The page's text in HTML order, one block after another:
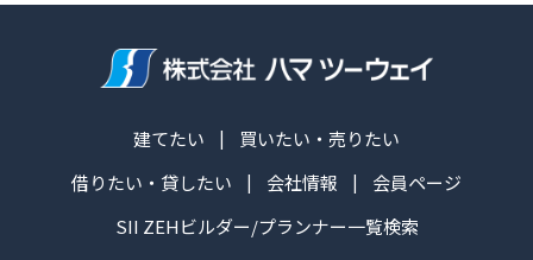
建てたい
買いたい・売りたい
借りたい・貸したい
会社情報
会員ページ
SII ZEHビルダー/プランナー一覧検索